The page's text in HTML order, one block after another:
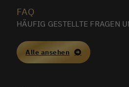
FAQ
HÄUFIG GESTELLTE FRAGEN
Alle ansehen